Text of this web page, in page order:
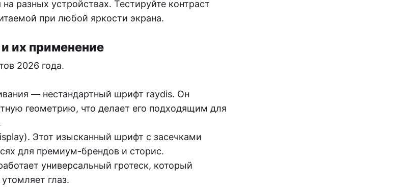
разных устройствах. Тестируйте контраст
при любой яркости экрана.
их применение
2026 года.
— нестандартный шрифт raydis. Он
геометрию, что делает его подходящим для
Этот изысканный шрифт с засечками
для премиум-брендов и сторис.
универсальный гротеск, который
глаз.